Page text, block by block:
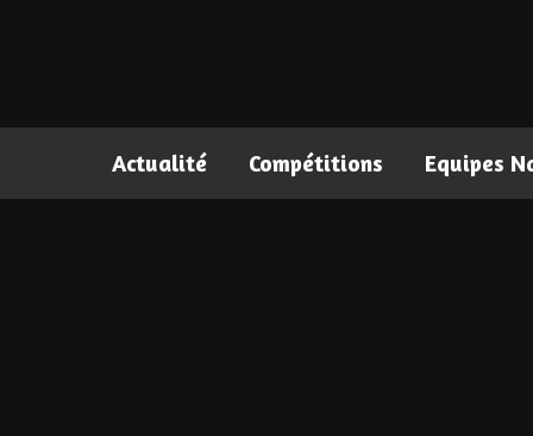
Actualité Compétitions Equipes